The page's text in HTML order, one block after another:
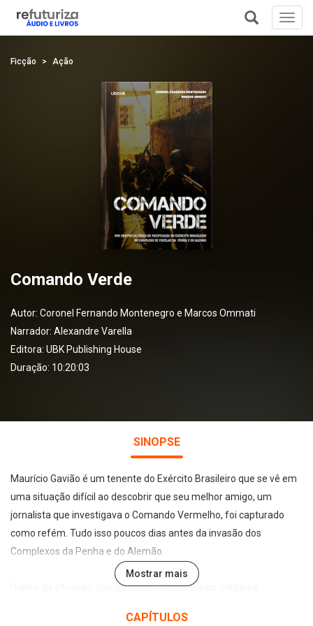
Ficção Ação
Comando Verde
Autor: Coronel Fernando Montenegro e Marcos Ommati
Narrador: Alexandre Varella
Editora: UBK Publishing House
Duração: 10:20:03
SINOPSE
Maurício Gavião é um tenente do Exército Brasileiro que se vê em
uma situação difícil ao descobrir que seu melhor amigo, um
jornalista que investigava o Comando Vermelho, foi capturado
como refém. Tudo isso poucos dias antes da invasão dos
Complexos da Penha e do Alemão.
Diante da situação, Gavião decide reunir alguns militares
Mostrar mais
CAPÍTULOS